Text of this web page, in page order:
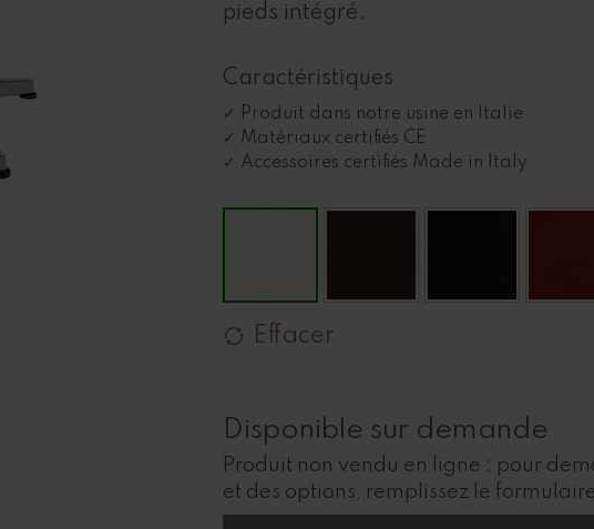
pieds intégré.
Caractéristiques
Produit dans notre usine en Italie
Matériaux certifiés CE
Accessoires certifiés Made in Italy
Effacer
Disponible sur demande
Produit non vendu en ligne : pour
et des options, remplissez le